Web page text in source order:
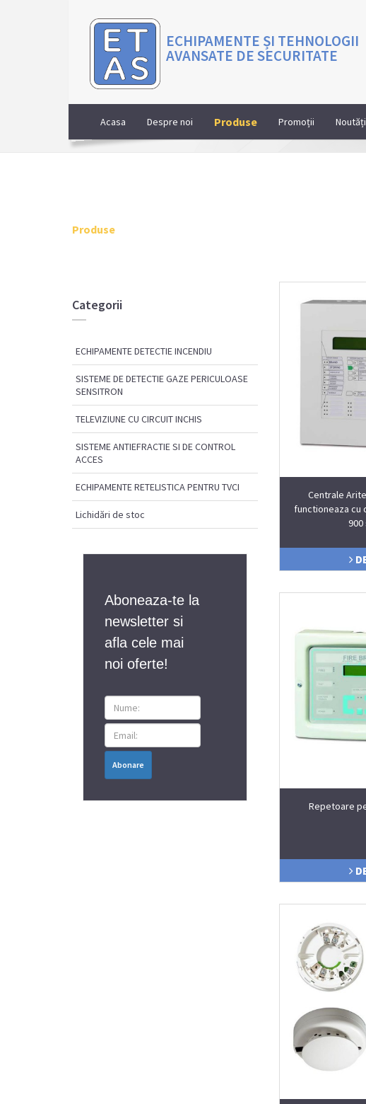
ECHIPAMENTE ȘI TEHNOLOGII
AVANSATE DE SECURITATE
Acasa Despre noi Produse Promoții Noutăți
Produse
Categorii
ECHIPAMENTE DETECTIE INCENDIU
SISTEME DE DETECTIE GAZE PERICULOASE
SENSITRON
TELEVIZIUNE CU CIRCUIT INCHIS
SISTEME ANTIEFRACTIE SI DE CONTROL
ACCES
ECHIPAMENTE RETELISTICA PENTRU TVCI
Lichidări de stoc
Aboneaza-te la
newsletter si
afla cele mai
noi oferte!
Abonare
Centrale
functioneaza cu
900
Repetoare